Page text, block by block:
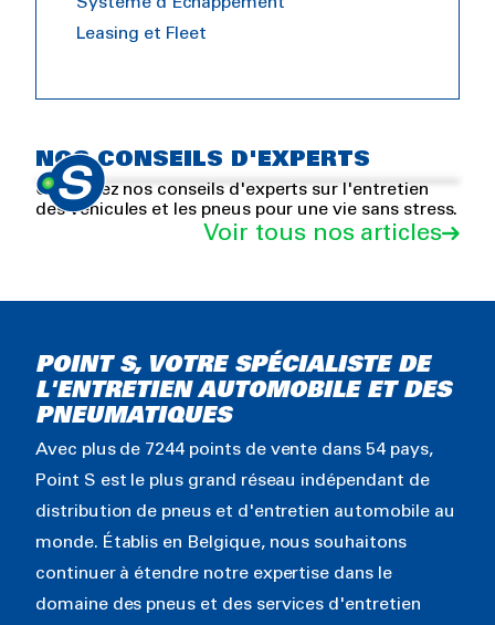
Leasing et Fleet
NOS CONSEILS D'EXPERTS
des pneus premium
pneus hiver
des pneus hiver en été ?
Consultez nos conseils d'experts sur l'entretien
des véhicules et les pneus pour une vie sans stress.
Voir tous nos articles
POINT S, VOTRE SPÉCIALISTE DE
L'ENTRETIEN AUTOMOBILE ET DES
PNEUMATIQUES
Avec plus de 7244 points de vente dans 54 pays,
Point S est le plus grand réseau indépendant de
distribution de pneus et d'entretien automobile au
monde. Établis en Belgique, nous souhaitons
continuer à étendre notre expertise dans le
domaine des pneus et des services d'entretien